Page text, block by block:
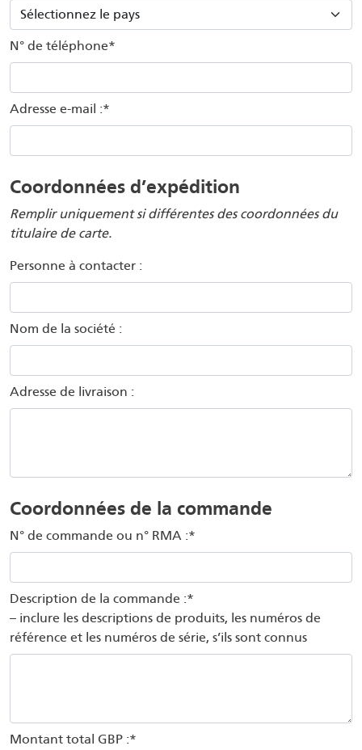
N° de téléphone*
Adresse e-mail :*
Coordonnées d’expédition
Remplir uniquement si différentes des coordonnées du
titulaire de carte.
Personne à contacter :
Nom de la société :
Adresse de livraison :
Coordonnées de la commande
N° de commande ou n° RMA :*
Description de la commande :*
– inclure les descriptions de produits, les numéros de
référence et les numéros de série, s’ils sont connus
Montant total GBP :*